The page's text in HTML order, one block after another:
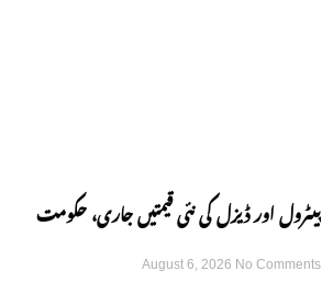
پیٹرول اور ڈیزل کی نئی قیمتیں جاری، حکومت
کا باضابطہ اعلانAugust 6, 2026 No Comments